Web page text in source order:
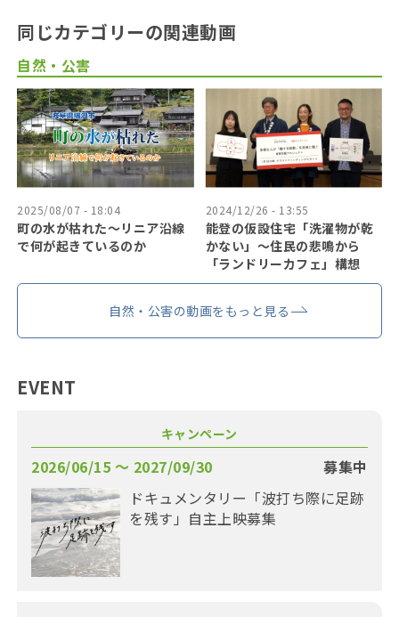
同じカテゴリーの関連動画
自然・公害
2025/08/07 - 18:04
町の水が枯れた～リニア沿線
で何が起きているのか
2024/12/26 - 13:55
能登の仮設住宅「洗濯物が乾
かない」〜住民の悲鳴から
「ランドリーカフェ」構想
自然・公害の動画をもっと見る
EVENT
キャンペーン
2026/06/15 〜 2027/09/30
募集中
ドキュメンタリー「波打ち際に足跡
を残す」自主上映募集